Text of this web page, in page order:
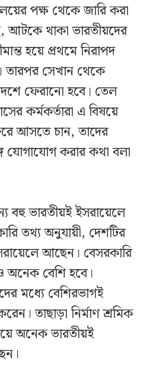
পক্ষ থেকে জারি করা
আটকে থাকা ভারতীয়দের
হয়ে প্রথমে নিরাপদ
তারপর সেখান থেকে
ফেরানো হবে। তেল
কর্মকর্তারা এ বিষয়ে
আসতে চান, তাদের
যোগাযোগ করার কথা বলা
বহু ভারতীয়ই ইসরায়েলে
তথ্য অনুযায়ী, দেশটির
আছেন। বেসরকারি
অনেক বেশি হবে।
মধ্যে বেশিরভাগই
তাছাড়া নির্মাণ শ্রমিক
অনেক ভারতীয়ই